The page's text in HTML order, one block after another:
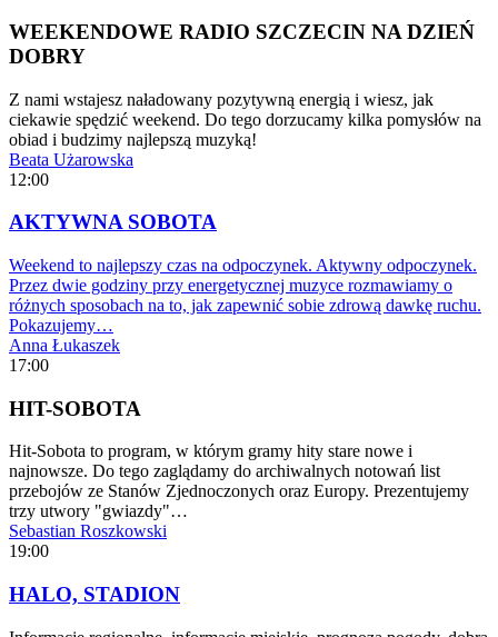
WEEKENDOWE RADIO SZCZECIN NA DZIEŃ
DOBRY
Z nami wstajesz naładowany pozytywną energią i wiesz, jak
ciekawie spędzić weekend. Do tego dorzucamy kilka pomysłów na
obiad i budzimy najlepszą muzyką!
Beata Użarowska
12:00
AKTYWNA SOBOTA
Weekend to najlepszy czas na odpoczynek. Aktywny odpoczynek.
Przez dwie godziny przy energetycznej muzyce rozmawiamy o
różnych sposobach na to, jak zapewnić sobie zdrową dawkę ruchu.
Pokazujemy…
Anna Łukaszek
17:00
HIT-SOBOTA
Hit-Sobota to program, w którym gramy hity stare nowe i
najnowsze. Do tego zaglądamy do archiwalnych notowań list
przebojów ze Stanów Zjednoczonych oraz Europy. Prezentujemy
trzy utwory "gwiazdy"…
Sebastian Roszkowski
19:00
HALO, STADION